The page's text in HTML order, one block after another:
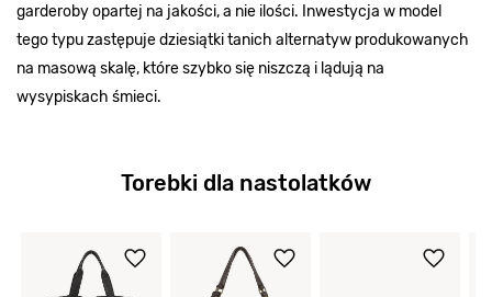
garderoby opartej na jakości, a nie ilości. Inwestycja w model
tego typu zastępuje dziesiątki tanich alternatyw produkowanych
na masową skalę, które szybko się niszczą i lądują na
wysypiskach śmieci.
Torebki dla nastolatków